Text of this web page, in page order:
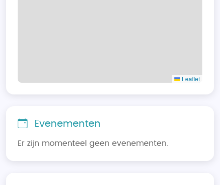
Leaflet
Evenementen
Er zijn momenteel geen evenementen.